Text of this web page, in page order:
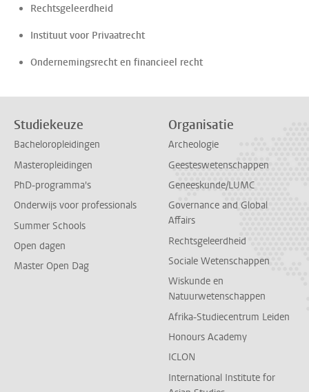
Rechtsgeleerdheid
Instituut voor Privaatrecht
Ondernemingsrecht en financieel recht
Studiekeuze
Bacheloropleidingen
Masteropleidingen
PhD-programma's
Onderwijs voor professionals
Summer Schools
Open dagen
Master Open Dag
Organisatie
Archeologie
Geesteswetenschappen
Geneeskunde/LUMC
Governance and Global
Affairs
Rechtsgeleerdheid
Sociale Wetenschappen
Wiskunde en
Natuurwetenschappen
Afrika-Studiecentrum Leiden
Honours Academy
ICLON
International Institute for